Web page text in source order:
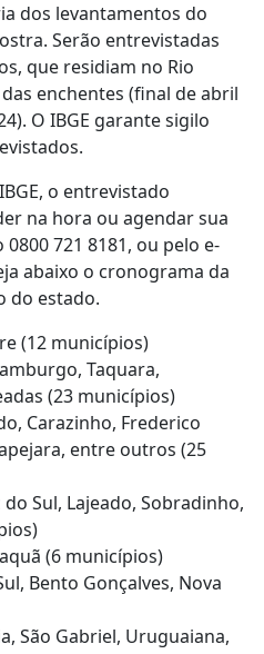
dos levantamentos do
Serão entrevistadas
que residiam no Rio
enchentes (final de abril
O IBGE garante sigilo
o entrevistado
na hora ou agendar sua
721 8181, ou pelo e-
abaixo o cronograma da
do estado.
(12 municípios)
Taquara,
(23 municípios)
Carazinho, Frederico
entre outros (25
Sul, Lajeado, Sobradinho,
(6 municípios)
Bento Gonçalves, Nova
São Gabriel, Uruguaiana,